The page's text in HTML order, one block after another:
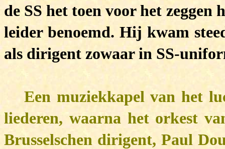
de SS het toen voor het
leider benoemd. Hij kwam
als dirigent zowaar in SS-
Een muziekkapel van het
liederen, waarna het orkest
Brusselschen dirigent, Paul